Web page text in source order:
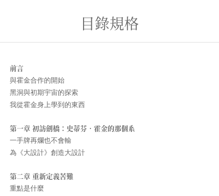
目錄規格
前言
與霍金合作的開始
黑洞與初期宇宙的探索
我從霍金身上學到的東西
第一章 初訪劍橋：史蒂芬．霍金的那個系
一手牌再爛也不會輸
為《大設計》創造大設計
第二章 重新定義苦難
重點是什麼